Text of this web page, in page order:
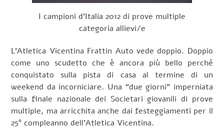
I campioni d’Italia 2012 di prove multiple
categoria allievi/e
L’Atletica Vicentina Frattin Auto vede doppio. Doppio
come uno scudetto che è ancora più bello perché
conquistato sulla pista di casa al termine di un
weekend da incorniciare. Una “due giorni” imperniata
sulla finale nazionale dei Societari giovanili di prove
multiple, ma arricchita anche dai festeggiamenti per il
25° compleanno dell’Atletica Vicentina.